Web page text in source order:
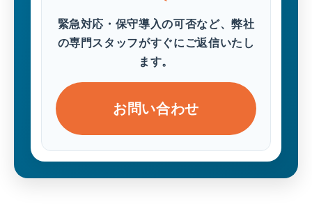
緊急対応・保守導入の可否など、弊社
の専門スタッフがすぐにご返信いたし
ます。
お問い合わせ